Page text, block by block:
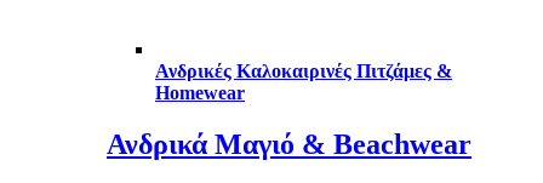
Ανδρικές Καλοκαιρινές Πιτζάμες &
Homewear
Ανδρικά Μαγιό & Beachwear